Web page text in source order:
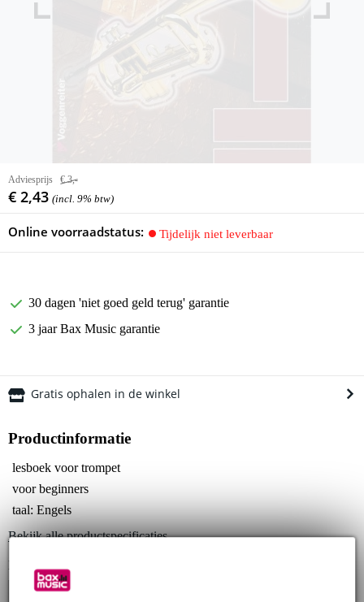
Adviesprijs € 3,-
€ 2,43 (incl. 9% btw)
Online voorraadstatus: Tijdelijk niet leverbaar
30 dagen 'niet goed geld terug' garantie
3 jaar Bax Music garantie
Gratis ophalen in de winkel
Productinformatie
lesboek voor trompet
voor beginners
taal: Engels
Bekijk alle productspecificaties
Bekijk ook eens (1)